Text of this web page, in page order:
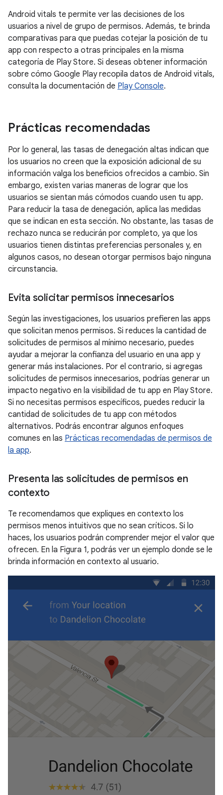
Android vitals te permite ver las decisiones de los
usuarios a nivel de grupo de permisos. Además, te brinda
comparativas para que puedas cotejar la posición de tu
app con respecto a otras principales en la misma
categoría de Play Store. Si deseas obtener información
sobre cómo Google Play recopila datos de Android vitals,
consulta la documentación de Play Console.
Prácticas recomendadas
Por lo general, las tasas de denegación altas indican que
los usuarios no creen que la exposición adicional de su
información valga los beneficios ofrecidos a cambio. Sin
embargo, existen varias maneras de lograr que los
usuarios se sientan más cómodos cuando usen tu app.
Para reducir la tasa de denegación, aplica las medidas
que se indican en esta sección. No obstante, las tasas de
rechazo nunca se reducirán por completo, ya que los
usuarios tienen distintas preferencias personales y, en
algunos casos, no desean otorgar permisos bajo ninguna
circunstancia.
Evita solicitar permisos innecesarios
Según las investigaciones, los usuarios prefieren las apps
que solicitan menos permisos. Si reduces la cantidad de
solicitudes de permisos al mínimo necesario, puedes
ayudar a mejorar la confianza del usuario en una app y
generar más instalaciones. Por el contrario, si agregas
solicitudes de permisos innecesarios, podrías generar un
impacto negativo en la visibilidad de tu app en Play Store.
Si no necesitas permisos específicos, puedes reducir la
cantidad de solicitudes de tu app con métodos
alternativos. Podrás encontrar algunos enfoques
comunes en las Prácticas recomendadas de permisos de
la app.
Presenta las solicitudes de permisos en
contexto
Te recomendamos que expliques en contexto los
permisos menos intuitivos que no sean críticos. Si lo
haces, los usuarios podrán comprender mejor el valor que
ofrecen. En la Figura 1, podrás ver un ejemplo donde se le
brinda información en contexto al usuario.